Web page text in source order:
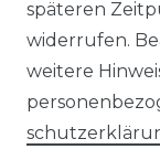
späteren
widerrufen.
weitere